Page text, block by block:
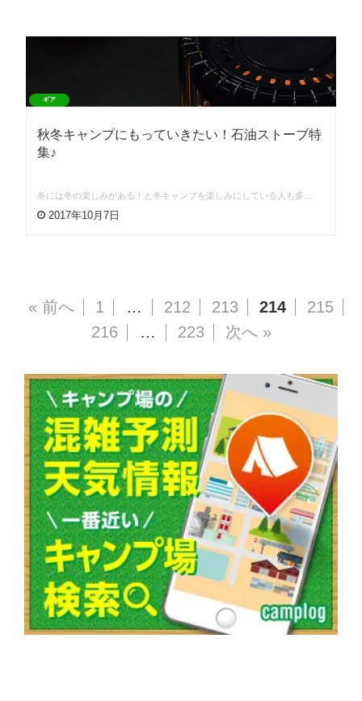
ギア
秋冬キャンプにもっていきたい！石油ストーブ特
集♪
冬には冬の楽しみがある！と冬キャンプを楽しみにしている人も多…
2017年10月7日
« 前へ 1 … 212 213 214
215
216
… 223 次へ »